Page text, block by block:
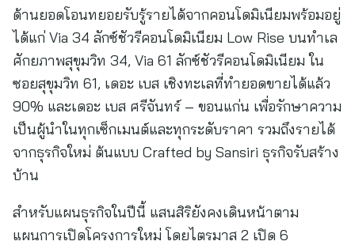
ด้านยอดโอนทยอยรับรู้รายได้จากคอนโดมิเนียมพร้อมอยู่
ได้แก่ Via 34 ลักซ์ชัวรีคอนโดมิเนียม Low Rise บนทำเล
ศักยภาพสุขุมวิท 34, Via 61 ลักซ์ชัวรีคอนโดมิเนียม ใน
ซอยสุขุมวิท 61, เดอะ เบส เชิงทะเลที่ทำยอดขายได้แล้ว
90% และเดอะ เบส ศรีจันทร์ – ขอนแก่น เพื่อรักษาความ
เป็นผู้นำในทุกเซ็กเมนต์และทุกระดับราคา รวมถึงรายได้
จากธุรกิจใหม่ ต้นแบบ Crafted by Sansiri ธุรกิจรับสร้าง
บ้าน
สำหรับแผนธุรกิจในปีนี้ แสนสิริยังคงเดินหน้าตาม
แผนการเปิดโครงการใหม่ โดยไตรมาส 2 เปิด 6